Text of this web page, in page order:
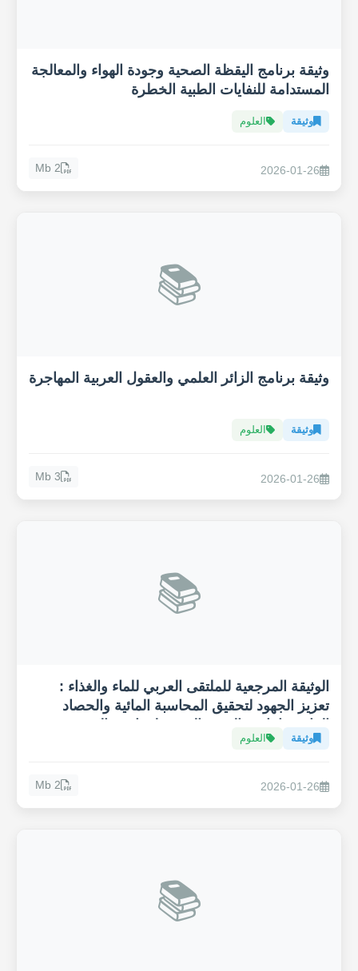
وثيقة برنامج اليقظة الصحية وجودة الهواء والمعالجة
المستدامة للنفايات الطبية الخطرة
وثيقة العلوم
2026-01-26
2 Mb
📚
وثيقة برنامج الزائر العلمي والعقول العربية المهاجرة
وثيقة العلوم
2026-01-26
3 Mb
📚
الوثيقة المرجعية للملتقى العربي للماء والغذاء :
تعزيز الجهود لتحقيق المحاسبة المائية والحصاد
المناخي
وثيقة العلوم
2026-01-26
2 Mb
📚